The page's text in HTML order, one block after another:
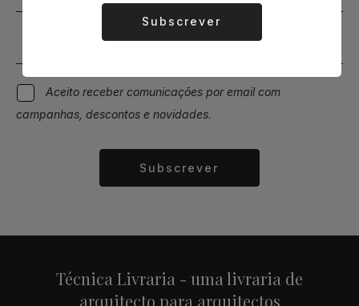
Aceito receber comunicações por email com
campanhas, descontos e novidades.
Subscrever
Técnica Livraria - uma livraria de
arquitecto para arquitectos
Subscrever